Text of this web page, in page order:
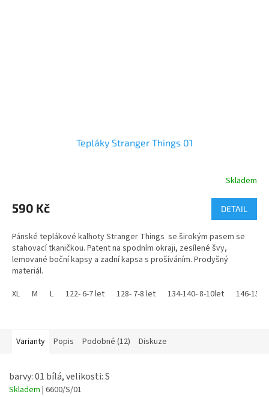
Tepláky Stranger Things 01
produktu
je
z
5
hvězdiček.
Skladem
590 Kč DETAIL
Pánské teplákové kalhoty Stranger Things se širokým pasem se
stahovací tkaničkou. Patent na spodním okraji, zesílené švy,
lemované boční kapsy a zadní kapsa s prošíváním. Prodyšný
materiál.
Gramáž:280 g/m
XL M L 122- 6-7 let 128- 7-8 let 134-140- 8-10let 146-
Varianty Popis Podobné (12) Diskuze
barvy: 01 bílá, velikosti: S
Skladem | 6600/S/01